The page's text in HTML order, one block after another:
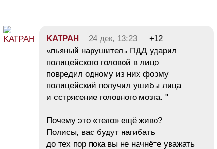
KATPAH 24 дек, 13:23
+12
«пьяный нарушитель ПДД ударил
полицейского головой в лицо
повредил одному из них форму
полицейский получил ушибы лица
и сотрясение головного мозга. "
Почему это «тело» ещё живо?
Полисы, вас будут нагибать
до тех пор пока вы не начнёте уважать